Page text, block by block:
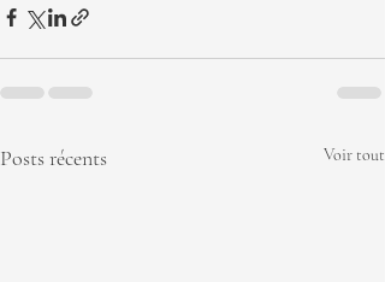
Posts récents Voir tout